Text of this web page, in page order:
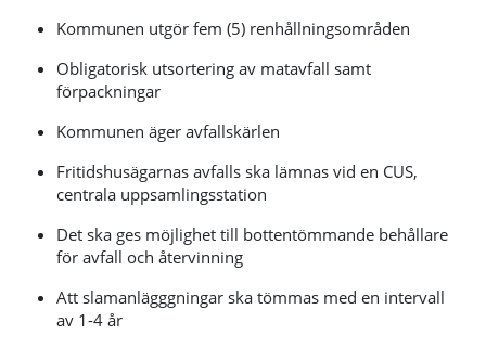
Kommunen utgör fem (5) renhållningsområden
Obligatorisk utsortering av matavfall samt
förpackningar
Kommunen äger avfallskärlen
Fritidshusägarnas avfalls ska lämnas vid en CUS,
centrala uppsamlingsstation
Det ska ges möjlighet till bottentömmande behållare
för avfall och återvinning
Att slamanlägggningar ska tömmas med en intervall
av 1-4 år